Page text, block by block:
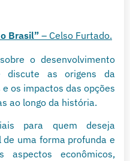
Brasil” – Celso Furtado.
o desenvolvimento
discute as origens da
os impactos das opções
ao longo da história.
para quem deseja
uma forma profunda e
aspectos econômicos,